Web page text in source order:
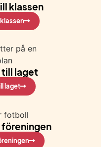
klassen
till laget
laget
föreningen